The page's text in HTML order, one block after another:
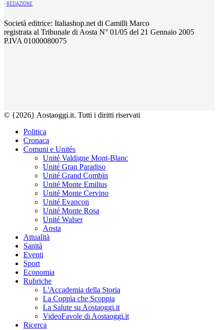
- REDAZIONE
Società editrice: Italiashop.net di Camilli Marco
registrata al Tribunale di Aosta N° 01/05 del 21 Gennaio 2005
P.IVA 01000080075
© {2026} Aostaoggi.it. Tutti i diritti riservati
Politica
Cronaca
Comuni e Unités
Unité Valdigne Mont-Blanc
Unité Gran Paradiso
Unité Grand Combin
Unité Monte Emilius
Unité Monte Cervino
Unité Evançon
Unité Monte Rosa
Unité Walser
Aosta
Attualità
Sanità
Eventi
Sport
Economia
Rubriche
L'Accademia della Storia
La Coppia che Scoppia
La Salute su Aostaoggi.it
VideoFavole di Aostaoggi.it
Ricerca